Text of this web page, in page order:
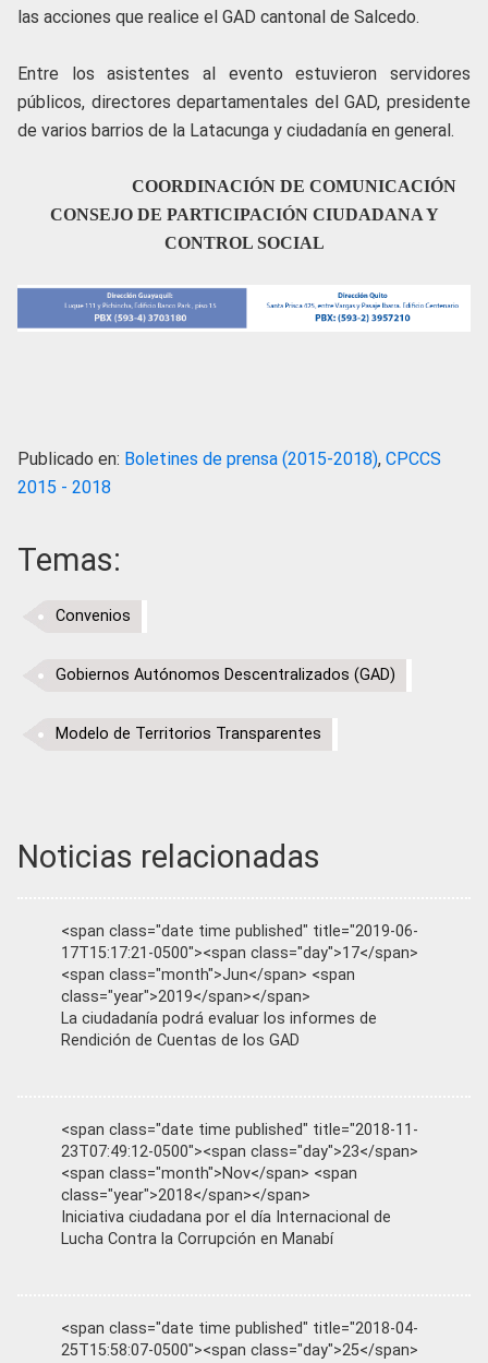
las acciones que realice el GAD cantonal de Salcedo.
Entre los asistentes al evento estuvieron servidores
públicos, directores departamentales del GAD, presidente
de varios barrios de la Latacunga y ciudadanía en general.
COORDINACIÓN DE COMUNICACIÓN
CONSEJO DE PARTICIPACIÓN CIUDADANA Y
CONTROL SOCIAL
Publicado en: Boletines de prensa (2015-2018), CPCCS
2015 - 2018
Temas:
Convenios
Gobiernos Autónomos Descentralizados (GAD)
Modelo de Territorios Transparentes
Noticias relacionadas
<span class="date time published" title="2019-06-
17T15:17:21-0500"><span class="day">17</span>
<span class="month">Jun</span> <span
class="year">2019</span></span>
La ciudadanía podrá evaluar los informes de
Rendición de Cuentas de los GAD
<span class="date time published" title="2018-11-
23T07:49:12-0500"><span class="day">23</span>
<span class="month">Nov</span> <span
class="year">2018</span></span>
Iniciativa ciudadana por el día Internacional de
Lucha Contra la Corrupción en Manabí
<span class="date time published" title="2018-04-
25T15:58:07-0500"><span class="day">25</span>